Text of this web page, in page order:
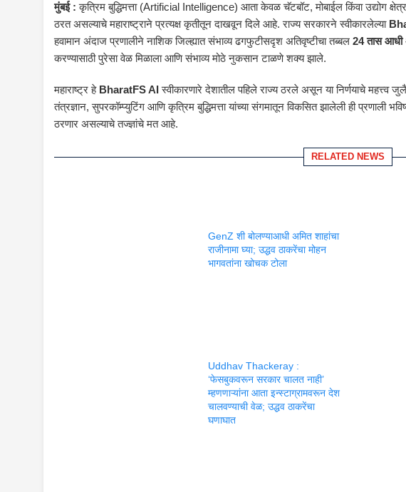
मुंबई : कृत्रिम बुद्धिमत्ता (Artificial Intelligence) आता केवळ चॅटबॉट, मोबाईल किंवा उद्योग
ठरत असल्याचे महाराष्ट्राने प्रत्यक्ष कृतीतून दाखवून दिले आहे. राज्य सरकारने स्वीकारलेल्या
हवामान अंदाज प्रणालीने नाशिक जिल्ह्यात संभाव्य ढगफुटीसदृश अतिवृष्टीचा तब्बल 24 तास आधी
करण्यासाठी पुरेसा वेळ मिळाला आणि संभाव्य मोठे नुकसान टाळणे शक्य झाले.
महाराष्ट्र हे BharatFS AIस्वीकारणारे देशातील पहिले राज्य ठरले असून या निर्णयाचे महत्त्व
तंत्रज्ञान, सुपरकॉम्प्युटिंग आणि कृत्रिम बुद्धिमत्ता यांच्या संगमातून विकसित झालेली ही प्रणाली
ठरणार असल्याचे तज्ज्ञांचे मत आहे.
RELATED NEWS
GenZ शी बोलण्याआधी अमित शाहांचा
राजीनामा घ्या; उद्धव ठाकरेंचा मोहन
भागवतांना खोचक टोला
Uddhav Thackeray :
‘फेसबुकवरून सरकार चालत नाही’
म्हणणाऱ्यांना आता इन्स्टाग्रामवरून देश
चालवण्याची वेळ; उद्धव ठाकरेंचा
घणाघात